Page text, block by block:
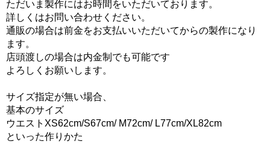
ただいま製作にはお時間をいただいております。
詳しくはお問い合わせください。
通販の場合は前金をお支払いいただいてからの製作になり
ます。
店頭渡しの場合は内金制でも可能です
よろしくお願いします。
サイズ指定が無い場合、
基本のサイズ
ウエストXS62cm/S67cm/ M72cm/ L77cm/XL82cm
といった作りかた